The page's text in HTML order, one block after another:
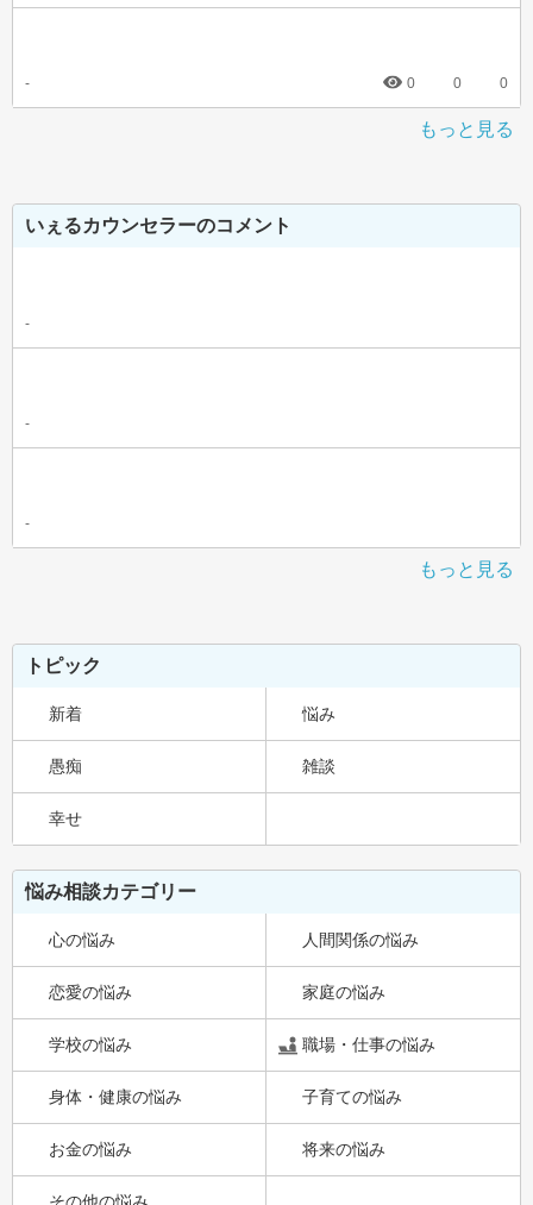
- 0 0 0
もっと見る
いぇるカウンセラーのコメント
-
-
-
もっと見る
トピック
新着 悩み
愚痴 雑談
幸せ
悩み相談カテゴリー
心の悩み 人間関係の悩み
恋愛の悩み 家庭の悩み
学校の悩み 職場・仕事の悩み
身体・健康の悩み 子育ての悩み
お金の悩み 将来の悩み